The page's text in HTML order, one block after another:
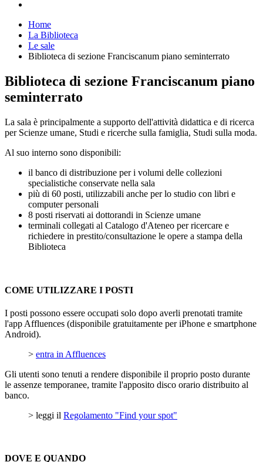
Home
La Biblioteca
Le sale
Biblioteca di sezione Franciscanum piano seminterrato
Biblioteca di sezione Franciscanum piano
seminterrato
La sala è principalmente a supporto dell'attività didattica e di ricerca
per Scienze umane, Studi e ricerche sulla famiglia, Studi sulla moda.
Al suo interno sono disponibili:
il banco di distribuzione per i volumi delle collezioni
specialistiche conservate nella sala
più di 60 posti, utilizzabili anche per lo studio con libri e
computer personali
8 posti riservati ai dottorandi in Scienze umane
terminali collegati al Catalogo d'Ateneo per ricercare e
richiedere in prestito/consultazione le opere a stampa della
Biblioteca
COME UTILIZZARE I POSTI
I posti possono essere occupati solo dopo averli prenotati tramite
l'app Affluences (disponibile gratuitamente per iPhone e smartphone
Android).
> entra in Affluences
Gli utenti sono tenuti a rendere disponibile il proprio posto durante
le assenze temporanee, tramite l'apposito disco orario distribuito al
banco.
> leggi il Regolamento "Find your spot"
DOVE E QUANDO